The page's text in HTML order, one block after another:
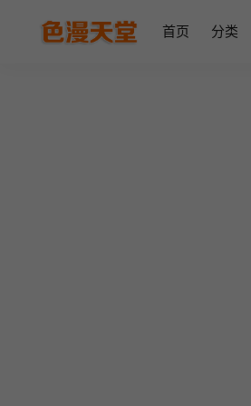
首页 分类